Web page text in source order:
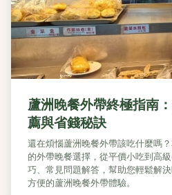
蘆洲晚餐外帶終極指南
薦與省錢秘訣
還在煩惱蘆洲晚餐外帶該吃什麼嗎
的外帶晚餐選擇，從平價小吃到高
巧、常見問題解答，幫助您輕鬆解
方便的蘆洲晚餐外帶體驗。